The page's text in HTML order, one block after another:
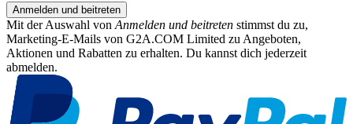
Anmelden und beitreten
Mit der Auswahl von Anmelden und beitreten stimmst du zu,
Marketing-E-Mails von G2A.COM Limited zu Angeboten,
Aktionen und Rabatten zu erhalten. Du kannst dich jederzeit
abmelden.